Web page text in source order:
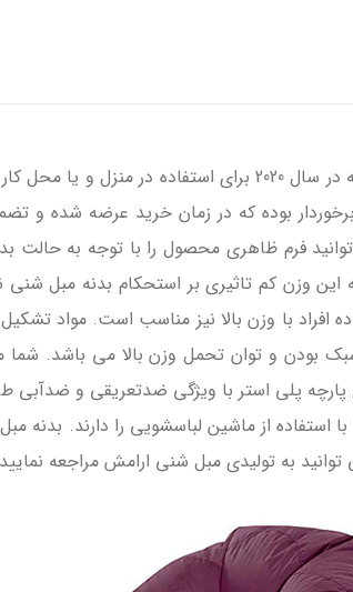
پلی استر یک نفره یکی دیگر از بهترین مبل شنی هایی بوده که
کارخانه مبل شنی اینتکس از یک گارانتی معتبر 2 ساله برخوردار
با وزن بالا نیز مناسب است. مواد
بودن و توان تحمل وزن بالا می باشد.
پارچه پلی استر با ویژگی ضدتعریقی و ضدآبی
از ماشین لباسشویی را دارند. بدنه
به تولیدی مبل شنی ارامش مراجعه